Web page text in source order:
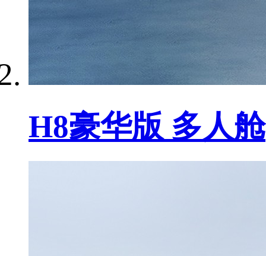
H8豪华版 多人舱